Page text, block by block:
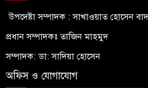
উপদেষ্টা সম্পাদক : সাখাওয়াত হোসেন
প্রধান সম্পাদকঃ তাজিন মাহমুদ
সম্পাদক: ডা: সাদিয়া হোসেন
অফিস ও যোগাযোগ